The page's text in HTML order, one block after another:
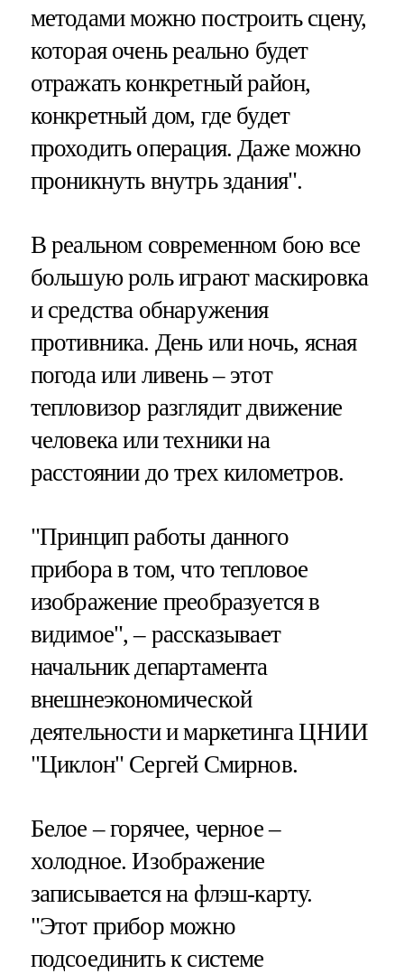
методами можно построить сцену,
которая очень реально будет
отражать конкретный район,
конкретный дом, где будет
проходить операция. Даже можно
проникнуть внутрь здания".
В реальном современном бою все
большую роль играют маскировка
и средства обнаружения
противника. День или ночь, ясная
погода или ливень – этот
тепловизор разглядит движение
человека или техники на
расстоянии до трех километров.
"Принцип работы данного
прибора в том, что тепловое
изображение преобразуется в
видимое", – рассказывает
начальник департамента
внешнеэкономической
деятельности и маркетинга ЦНИИ
"Циклон" Сергей Смирнов.
Белое – горячее, черное –
холодное. Изображение
записывается на флэш-карту.
"Этот прибор можно
подсоединить к системе